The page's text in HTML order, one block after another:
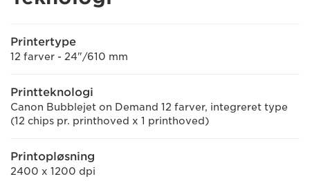
Printertype
12 farver - 24"/610 mm
Printteknologi
Canon Bubblejet on Demand 12 farver, integreret type
(12 chips pr. printhoved x 1 printhoved)
Printopløsning
2400 x 1200 dpi